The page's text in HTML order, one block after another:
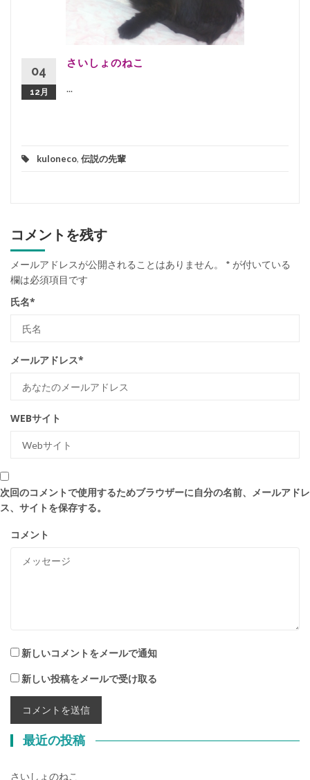
04
12月
さいしょのねこ
...
kuloneco, 伝説の先輩
コメントを残す
メールアドレスが公開されることはありません。 * が付いている
欄は必須項目です
氏名*
メールアドレス*
WEBサイト
次回のコメントで使用するためブラウザーに自分の名前、メールアドレ
ス、サイトを保存する。
コメント
新しいコメントをメールで通知
新しい投稿をメールで受け取る
最近の投稿
さいしょのねこ